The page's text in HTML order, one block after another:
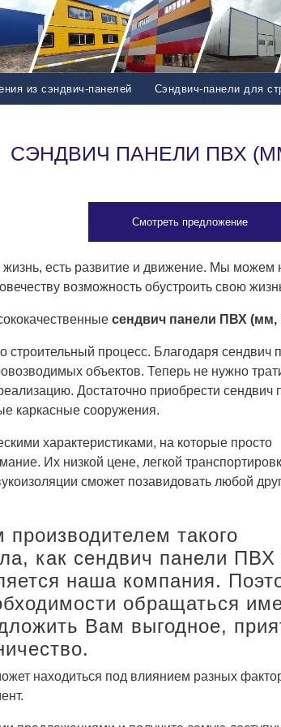
из сэндвич-панелей Сэндвич-панели для
СЭНДВИЧ ПАНЕЛИ ПВХ
Смотреть предложение
жизнь, есть развитие и движение. Мы
возможность обустроить свою
сендвич панели ПВХ (мм,
строительный процесс. Благодаря
объектов. Теперь не нужно
Достаточно приобрести
каркасные сооружения.
характеристиками, на которые просто
Их низкой цене, легкой
сможет позавидовать любой
такого
как сендвич панели
наша компания.
обращаться
Вам выгодное,
находиться под влиянием разных